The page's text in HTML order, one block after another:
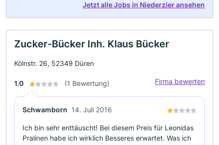
Jetzt alle Jobs in Niederzier ansehen
Zucker-Bücker Inh. Klaus Bücker
Kölnstr. 26, 52349 Düren
1.0 (1 Bewertung) Firma bewerten
Schwamborn 14. Juli 2016
Ich bin sehr enttäuscht! Bei diesem Preis für Leonidas
Pralinen habe ich wirklich Besseres erwartet. Was ich